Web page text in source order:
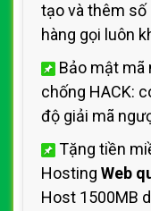
tạo và thêm số
hàng gọi luôn
Bảo mật mã
chống HACK:
độ giải mã
Tặng tiền
Hosting Web
Host 1500MB